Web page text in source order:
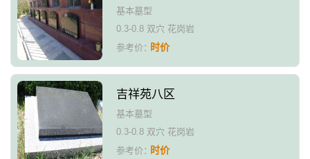
基本墓型
0.3-0.8 双穴 花岗岩
参考价：时价
吉祥苑八区
基本墓型
0.3-0.8 双穴 花岗岩
参考价：时价